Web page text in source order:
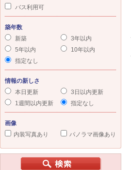
バス利用可
築年数
新築
3年以内
5年以内
10年以内
指定なし
情報の新しさ
本日更新
3日以内更新
1週間以内更新
指定なし
画像
内装写真あり
パノラマ画像あり